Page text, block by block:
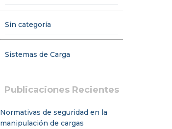
Sin categoría
Sistemas de Carga
Publicaciones Recientes
Normativas de seguridad en la
manipulación de cargas